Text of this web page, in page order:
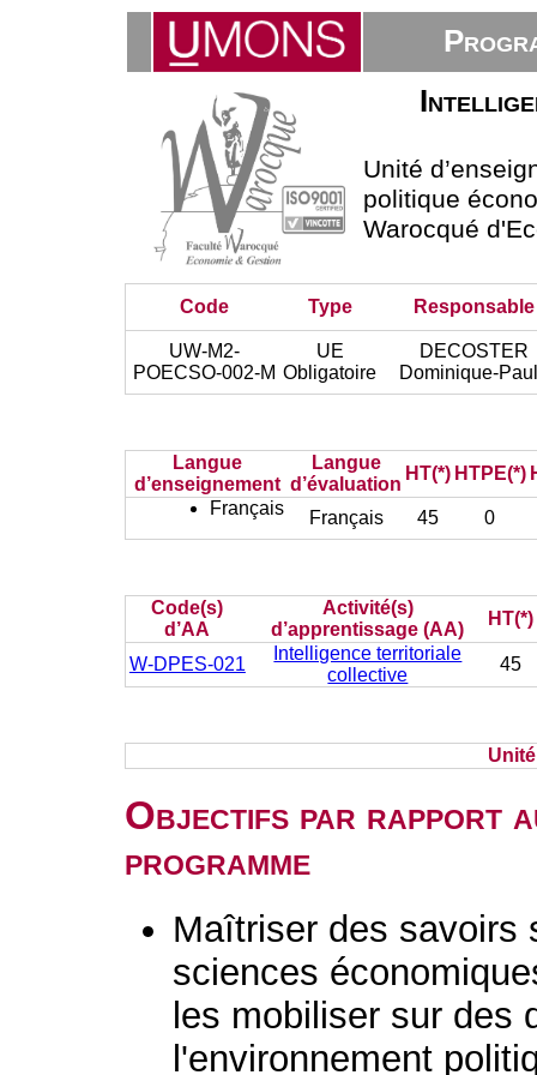
Unité
politique
Warocqué
Code Type Responsable
UW-M2-
POECSO-002-M
UE
Obligatoire
DECOSTER
Dominique-
Langue
d’enseignement
Langue
d’évaluation
HT(*) HTPE(*)
Français
Français 45 0
Code(s)
d’AA
Activité(s)
d’apprentissage (AA)
HT(*)
W-DPES-021
Intelligence territoriale
collective
45
Objectifs par rapport
programme
Maîtriser des savoirs
sciences
les mobiliser sur des
l'environnement